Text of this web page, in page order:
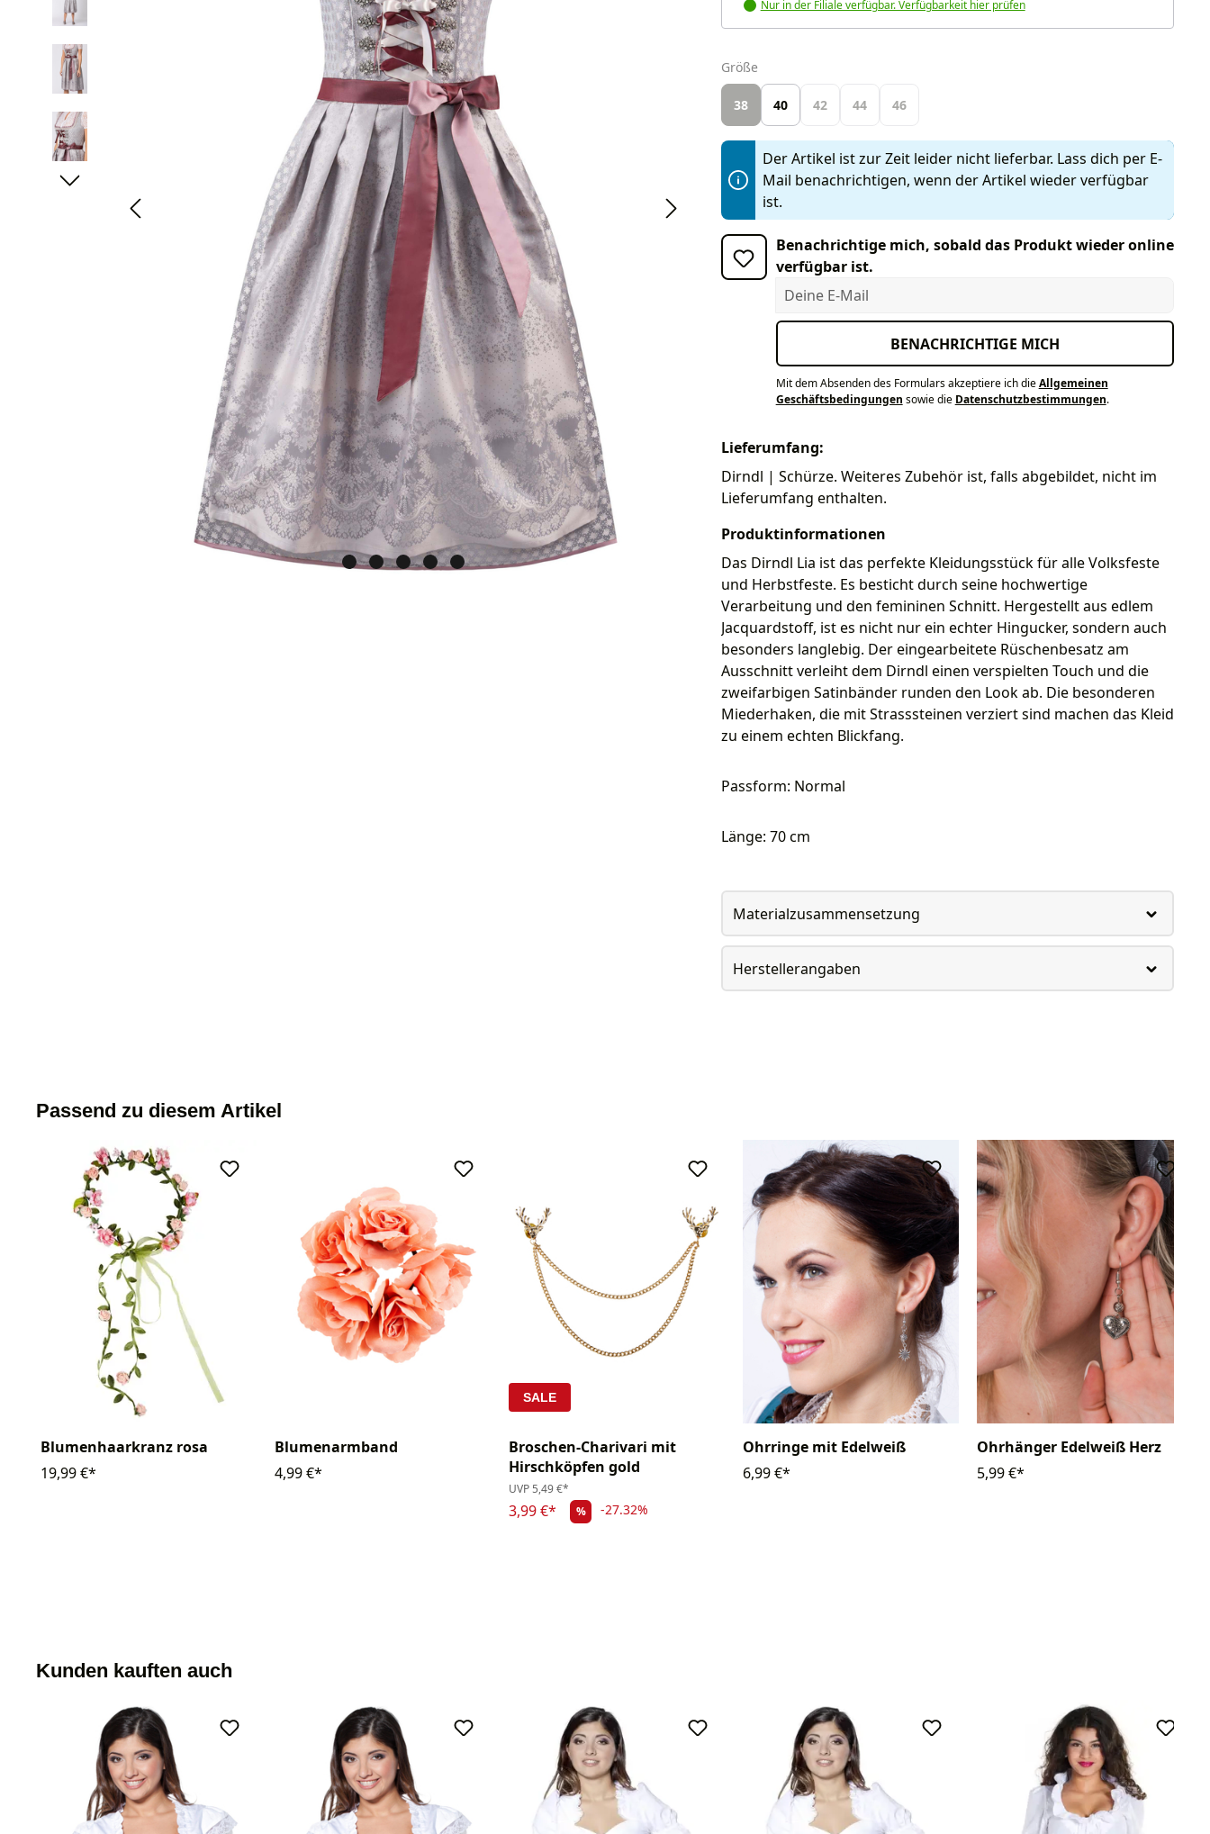
Nur in der Filiale verfügbar. Verfügbarkeit hier prüfen
Größeauswählen
38 40 42 44 46
Der Artikel ist zur Zeit leider nicht lieferbar. Lass dich per E-
Mail benachrichtigen, wenn der Artikel wieder verfügbar
ist.
Benachrichtige mich, sobald das Produkt wieder online
verfügbar ist.
Deine E-Mail
BENACHRICHTIGE MICH
Mit dem Absenden des Formulars akzeptiere ich dieAllgemeinen
Geschäftsbedingungen sowie die Datenschutzbestimmungen.
Lieferumfang:
Dirndl | Schürze. Weiteres Zubehör ist, falls abgebildet, nicht im
Lieferumfang enthalten.
Produktinformationen
Das Dirndl Lia ist das perfekte Kleidungsstück für alle Volksfeste
und Herbstfeste. Es besticht durch seine hochwertige
Verarbeitung und den femininen Schnitt. Hergestellt aus edlem
Jacquardstoff, ist es nicht nur ein echter Hingucker, sondern auch
besonders langlebig. Der eingearbeitete Rüschenbesatz am
Ausschnitt verleiht dem Dirndl einen verspielten Touch und die
zweifarbigen Satinbänder runden den Look ab. Die besonderen
Miederhaken, die mit Strasssteinen verziert sind machen das Kleid
zu einem echten Blickfang.
Passform: Normal
Länge: 70 cm
Materialzusammensetzung
Herstellerangaben
Passend zu diesem Artikel
Blumenhaarkranz rosa
19,99 €*
Blumenarmband
4,99 €*
SALE
Broschen-Charivari mit
Hirschköpfen gold
UVP 5,49 €*
3,99 €* % -27.32%
Ohrringe mit Edelweiß
6,99 €*
Ohrhänger Edelweiß Herz
5,99 €*
Kunden kauften auch